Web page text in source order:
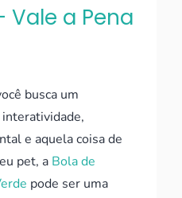
a Pena
busca um
e aquela coisa de
pet, a Bola de
pode ser uma